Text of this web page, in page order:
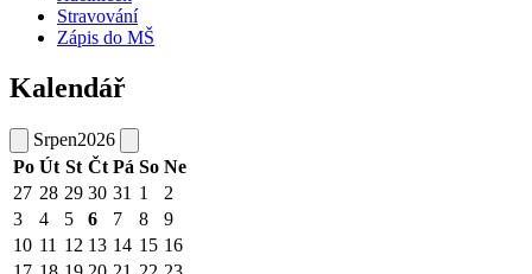
Stravování
Zápis do MŠ
Kalendář
Srpen2026
Po Út St Čt Pá So Ne
27 28 29 30 31 1
2
3
4 5 6 7 8
9
10 11 12 13 14 15 16